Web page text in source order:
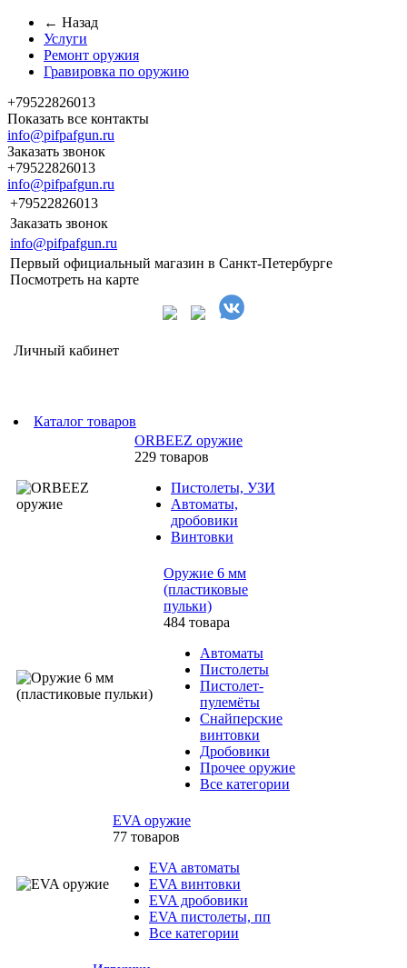
← Назад
Услуги
Ремонт оружия
Гравировка по оружию
+79522826013
Показать все контакты
info@pifpafgun.ru
Заказать звонок
+79522826013
info@pifpafgun.ru
+79522826013
Заказать звонок
info@pifpafgun.ru
Первый официальный магазин в Санкт-Петербурге
Посмотреть на карте
Личный кабинет
Каталог товаров
ORBEEZ оружие
229 товаров
Пистолеты, УЗИ
Автоматы,
дробовики
Винтовки
Оружие 6 мм
(пластиковые
пульки)
484 товара
Автоматы
Пистолеты
Пистолет-
пулемёты
Снайперские
винтовки
Дробовики
Прочее оружие
Все категории
EVA оружие
77 товаров
EVA автоматы
EVA винтовки
EVA дробовики
EVA пистолеты, пп
Все категории